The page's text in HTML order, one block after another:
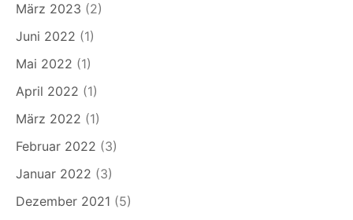
März 2023 (2)
Juni 2022 (1)
Mai 2022 (1)
April 2022 (1)
März 2022 (1)
Februar 2022 (3)
Januar 2022 (3)
Dezember 2021 (5)